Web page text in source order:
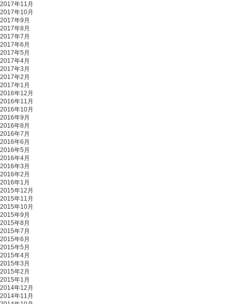
2017年11月
2017年10月
2017年9月
2017年8月
2017年7月
2017年6月
2017年5月
2017年4月
2017年3月
2017年2月
2017年1月
2016年12月
2016年11月
2016年10月
2016年9月
2016年8月
2016年7月
2016年6月
2016年5月
2016年4月
2016年3月
2016年2月
2016年1月
2015年12月
2015年11月
2015年10月
2015年9月
2015年8月
2015年7月
2015年6月
2015年5月
2015年4月
2015年3月
2015年2月
2015年1月
2014年12月
2014年11月